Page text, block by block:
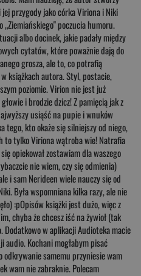
przygody jako córka Viriona i Niki
„Ziemiańskiego" poczucia humoru.
albo docinek, jakie padały między
cytatów, które poważnie dają do
grosza, ale to, co potrafią
książkach autora. Styl, postacie,
poziomie. Virion nie jest już
i brodzie dzicz! Z pamięcią jak z
usiąść na pupie i wnuków
tego, kto okaże się silniejszy od niego,
tylko Viriona wątroba wie! Natrafia
opiekował zostawiam dla waszego
nie wiem, czy się odmienia)
i sam Nerideen wiele nauczy się od
Była wspomniana kilka razy, ale nie
:pOpisów książki jest dużo, więc z
chyba że chcesz iść na żywioł (tak
Dodatkowo w aplikacji Audioteka macie
audio. Kochani mogłabym pisać
odkrywanie samemu przyniesie wam
wam nie zabraknie. Polecam